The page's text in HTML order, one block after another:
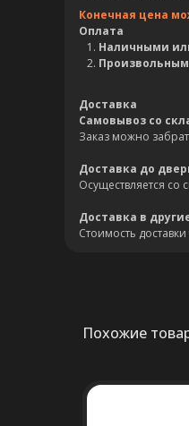
Конечная цена
Оплата
Наличными
Доставка
Самовывоз со
Заказ можно
Доставка до
Осуществляется со
Доставка в
Стоимость
Похожие